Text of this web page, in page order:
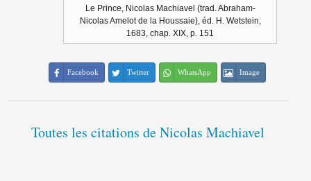
Le Prince, Nicolas Machiavel (trad. Abraham-
Nicolas Amelot de la Houssaie), éd. H. Wetstein,
1683, chap. XIX, p. 151
Facebook Twitter WhatsApp Image
Toutes les citations de Nicolas Machiavel